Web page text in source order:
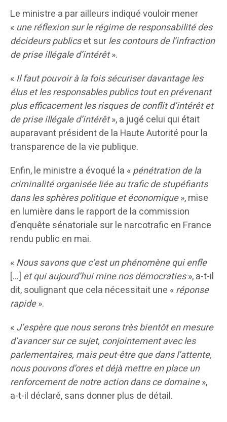
Le ministre a par ailleurs indiqué vouloir mener
« une réflexion sur le régime de responsabilité des
décideurs publicset surles contours de l’infraction
de prise illégale d’intérêt».
«Il faut pouvoir à la fois sécuriser davantage les
élus et les responsables publics tout en prévenant
plus efficacement les risques de conflit d’intérêt et
de prise illégale d’intérêt», a jugé celui qui était
auparavant président de la Haute Autorité pour la
transparence de la vie publique.
Enfin, le ministre a évoqué la «pénétration de la
criminalité organisée liée au trafic de stupéfiants
dans les sphères politique et économique», mise
en lumière dans le rapport de la commission
d’enquête sénatoriale sur le narcotrafic en France
rendu public en mai.
«Nous savons que c’est un phénomène qui enfle
[…] et qui aujourd’hui mine nos démocraties», a-t-il
dit, soulignant que cela nécessitait une «réponse
rapide».
«J’espère que nous serons très bientôt en mesure
d’avancer sur ce sujet, conjointement avec les
parlementaires, mais peut-être que dans l’attente,
nous pouvons d’ores et déjà mettre en place un
renforcement de notre action dans ce domaine»,
a-t-il déclaré, sans donner plus de détail.